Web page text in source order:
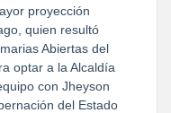
proyección
quien resultó
Abiertas del
optar a la Alcaldía
con Jheyson
del Estado